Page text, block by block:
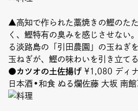
▲高知で作られた藁焼きの鰹のた
く、鰹特有の臭みを感じさせない
る淡路島の「引田農園」の玉ねぎ
玉ねぎが、鰹の味わいを引き立てる
●カツオの土佐揚げ ¥1,080 ディ
日本酒•和食 ぬる爛佐藤 大坂 南